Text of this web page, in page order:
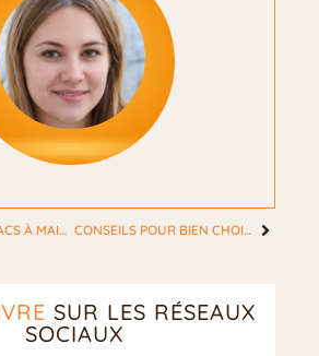
3 MARQUES DE SACS À MAIN TENDANCE CONSEILS POUR BIEN CHOISIR SON EXTRACTEUR DE JUS
SUR LES RÉSEAUX
SOCIAUX